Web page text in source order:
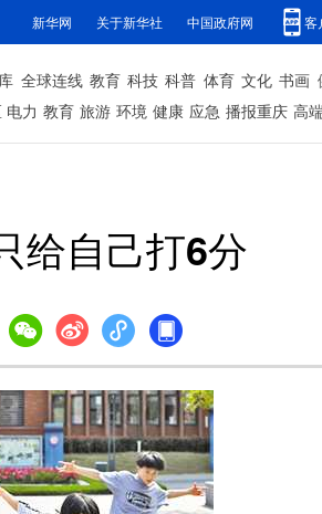
新华网 关于新华社 中国政府网 客
全球连线 教育 科技 科普 体育 文化 书画
电力 教育 旅游 环境 健康 应急 播报重庆 高
给自己打6分